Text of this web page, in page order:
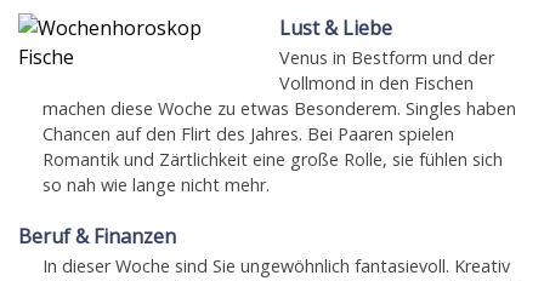
Lust & Liebe
Venus in Bestform und der
Vollmond in den Fischen
machen diese Woche zu etwas Besonderem. Singles haben
Chancen auf den Flirt des Jahres. Bei Paaren spielen
Romantik und Zärtlichkeit eine große Rolle, sie fühlen sich
so nah wie lange nicht mehr.
Beruf & Finanzen
In dieser Woche sind Sie ungewöhnlich fantasievoll. Kreativ